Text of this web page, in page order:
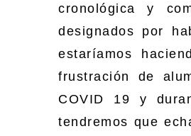
cronológica y
designados por
estaríamos
frustración de
COVID 19 y
tendremos que